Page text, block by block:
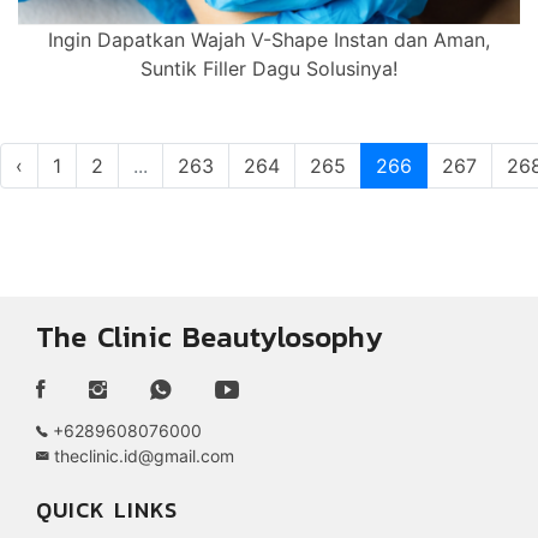
Ingin Dapatkan Wajah V-Shape Instan dan Aman,
Suntik Filler Dagu Solusinya!
‹ 1 2 ... 263 264 265 266 267
The Clinic Beautylosophy
+6289608076000
theclinic.id@gmail.com
QUICK LINKS